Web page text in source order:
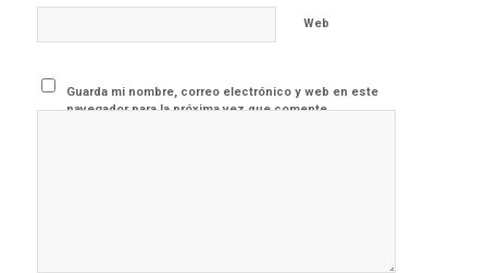
Web
Guarda mi nombre, correo electrónico y web en este
navegador para la próxima vez que comente.